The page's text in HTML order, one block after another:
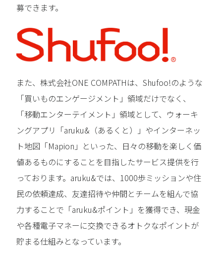
募できます。
また、株式会社ONE COMPATHは、Shufoo!のような
「買いものエンゲージメント」領域だけでなく、
「移動エンターテイメント」領域として、ウォーキ
ングアプリ「aruku&（あるくと）」やインターネッ
ト地図「Mapion」といった、日々の移動を楽しく価
値あるものにすることを目指したサービス提供を行
っております。aruku&では、1000歩ミッションや住
民の依頼達成、友達招待や仲間とチームを組んで協
力することで「aruku&ポイント」を獲得でき、現金
や各種電子マネーに交換できるオトクなポイントが
貯まる仕組みとなっています。